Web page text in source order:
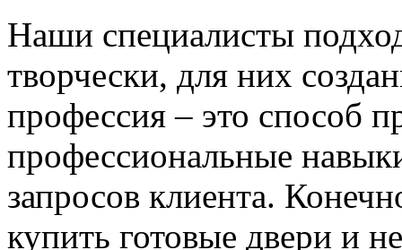
Наши специалисты
творчески, для них
профессия – это способ
профессиональные
запросов клиента.
купить готовые двери и